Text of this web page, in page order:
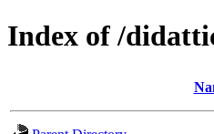
Index of /